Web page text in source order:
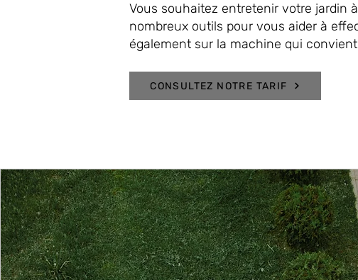
Vous souhaitez entretenir votre jardin
nombreux outils pour vous aider à
également sur la machine qui
CONSULTEZ NOTRE TARIF